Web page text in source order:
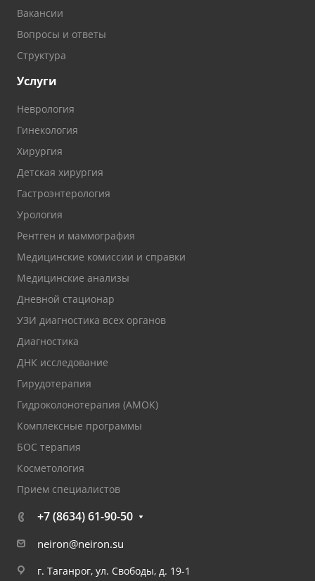
Вакансии
Вопросы и ответы
Структура
Услуги
Неврология
Гинекология
Хирургия
Детская хирургия
Гастроэнтерология
Урология
Рентген и маммография
Медицинские комиссии и справки
Медицинские анализы
Дневной стационар
УЗИ диагностика всех органов
Диагностика
ДНК исследование
Гирудотерапия
Гидроколонотерапия (АМОК)
Комплексные программы
БОС терапия
Косметология
Прием специалистов
+7 (8634) 61-90-50
neiron@neiron.su
г. Таганрог, ул. Свободы, д. 19-1